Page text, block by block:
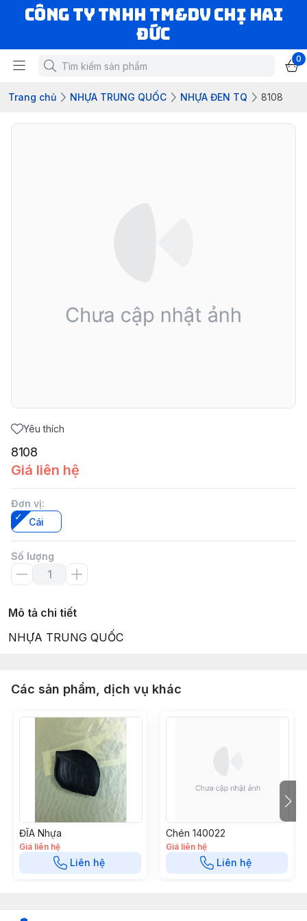
CÔNG TY TNHH TM&DV CHỊ HAI
ĐỨC
0
Trang chủ NHỰA TRUNG QUỐC NHỰA ĐEN TQ 8108
Yêu thích
8108
Giá liên hệ
Đơn vị:
Cái
Số lượng
Mô tả chi tiết
NHỰA TRUNG QUỐC
Các sản phẩm, dịch vụ khác
ĐĨA Nhựa
Giá liên hệ
Liên hệ
Chén 140022
Giá liên hệ
Liên hệ